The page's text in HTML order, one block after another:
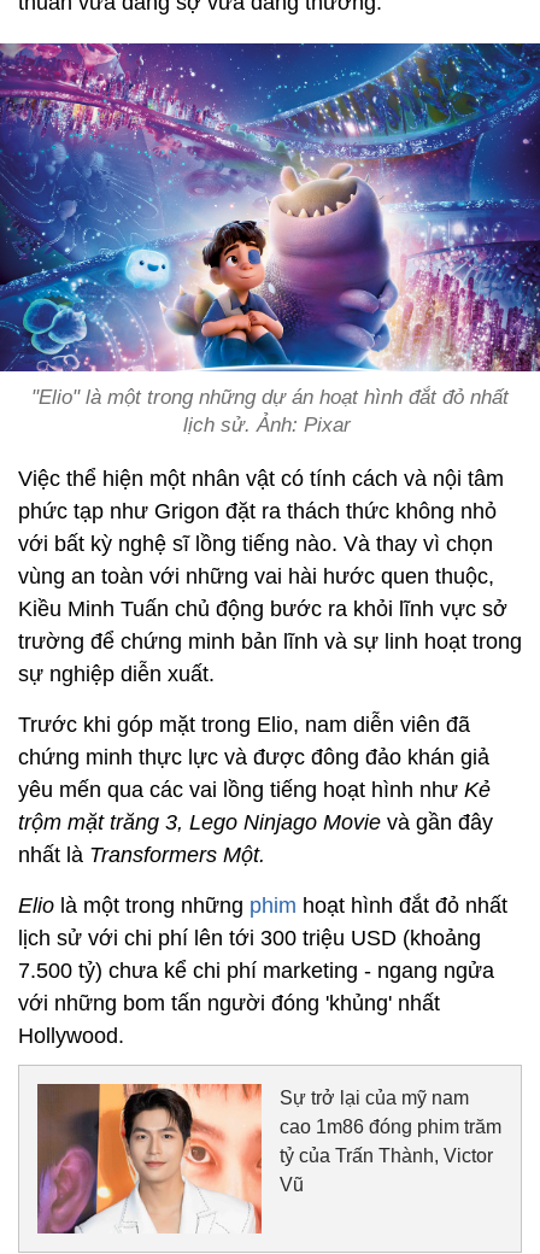
"Elio" là một trong những dự án hoạt hình đắt đỏ nhất
lịch sử. Ảnh: Pixar
Việc thể hiện một nhân vật có tính cách và nội tâm
phức tạp như Grigon đặt ra thách thức không nhỏ
với bất kỳ nghệ sĩ lồng tiếng nào. Và thay vì chọn
vùng an toàn với những vai hài hước quen thuộc,
Kiều Minh Tuấn chủ động bước ra khỏi lĩnh vực sở
trường để chứng minh bản lĩnh và sự linh hoạt trong
sự nghiệp diễn xuất.
Trước khi góp mặt trong Elio, nam diễn viên đã
chứng minh thực lực và được đông đảo khán giả
yêu mến qua các vai lồng tiếng hoạt hình như Kẻ
trộm mặt trăng 3, Lego Ninjago Movie và gần đây
nhất là Transformers Một.
Elio là một trong những phim hoạt hình đắt đỏ nhất
lịch sử với chi phí lên tới 300 triệu USD (khoảng
7.500 tỷ) chưa kể chi phí marketing - ngang ngửa
với những bom tấn người đóng 'khủng' nhất
Hollywood.
Sự trở lại của mỹ nam
cao 1m86 đóng phim trăm
tỷ của Trấn Thành, Victor
Vũ